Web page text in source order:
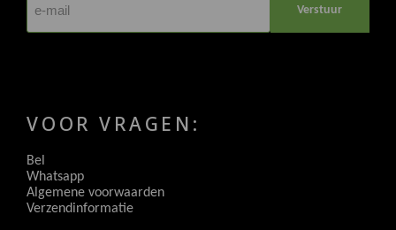
Verstuur
VOOR VRAGEN:
Bel
Whatsapp
Algemene voorwaarden
Verzendinformatie